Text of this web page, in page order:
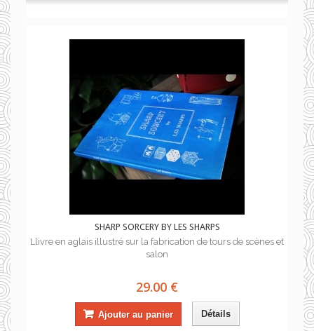
SHARP SORCERY BY LES SHARPS
Llivre en aglais illustré sur la fabrication de tours de scènes et
salon
29.00 €
Ajouter au panier Détails